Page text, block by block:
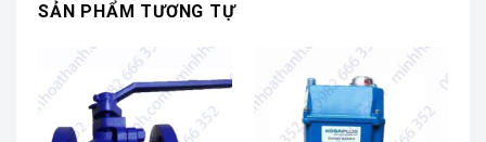
SẢN PHẨM TƯƠNG TỰ